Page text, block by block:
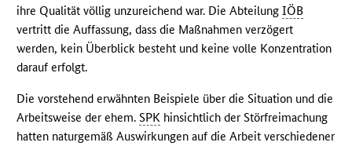
ihre Qualität völlig unzureichend war. Die AbteilungIÖB
vertritt die Auffassung, dass die Maßnahmen verzögert
werden, kein Überblick besteht und keine volle Konzentration
darauf erfolgt.
Die vorstehend erwähnten Beispiele über die Situation und die
Arbeitsweise der ehem.SPK hinsichtlich der Störfreimachung
hatten naturgemäß Auswirkungen auf die Arbeit verschiedener